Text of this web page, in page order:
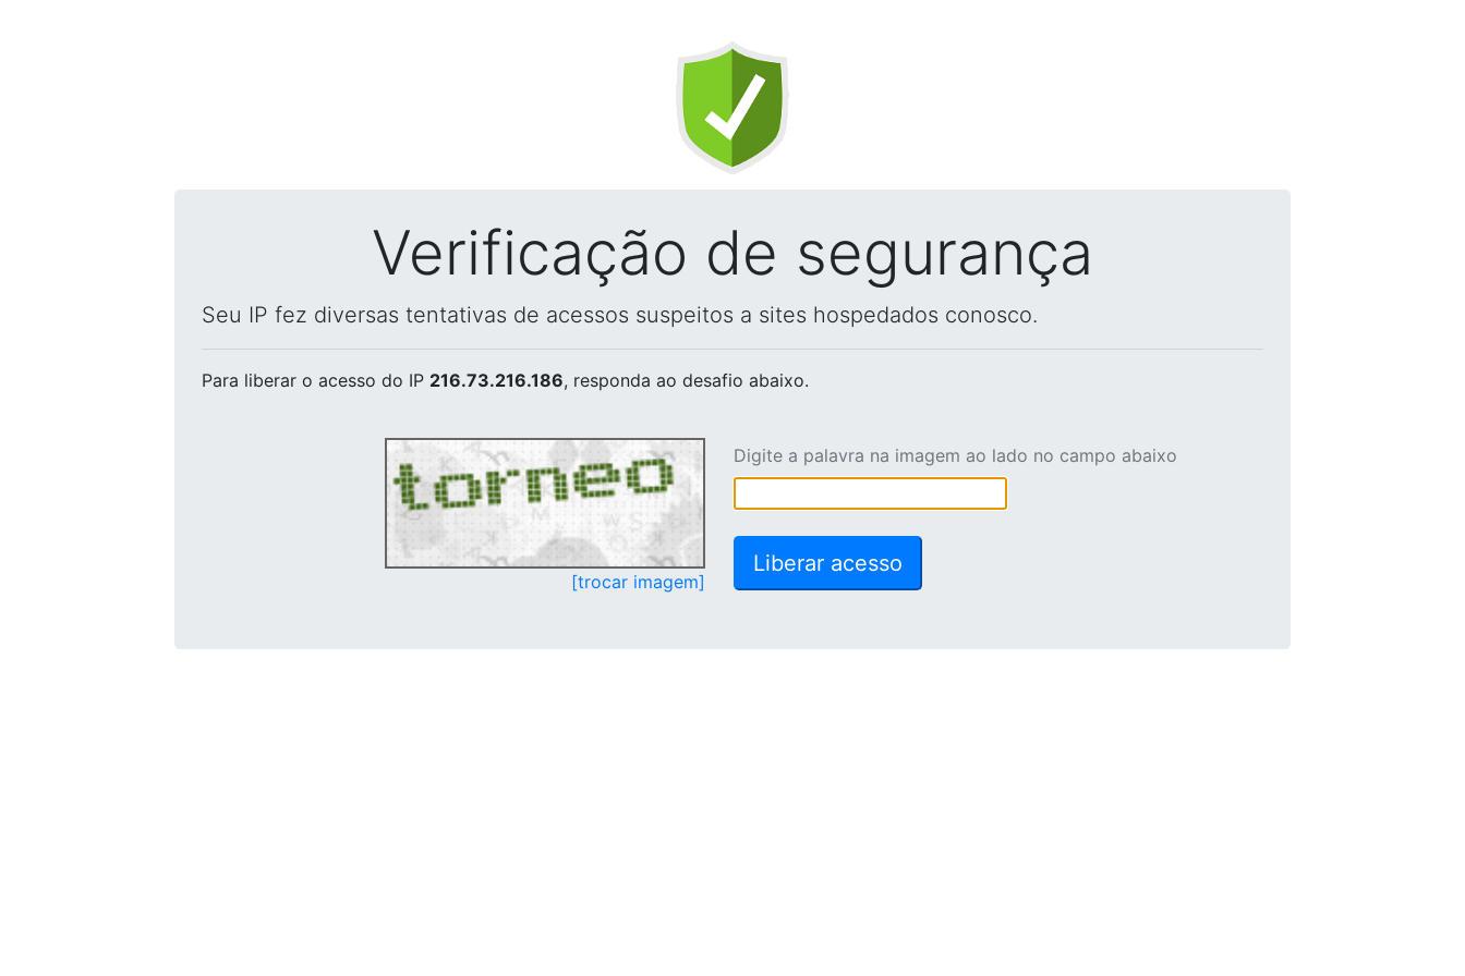
Verificação de segurança
Seu IP fez diversas tentativas de acessos suspeitos a sites hospedados conosco.
Para liberar o acesso do IP 216.73.216.186, responda ao desafio abaixo.
[trocar imagem]
Digite a palavra na imagem ao lado no campo abaixo